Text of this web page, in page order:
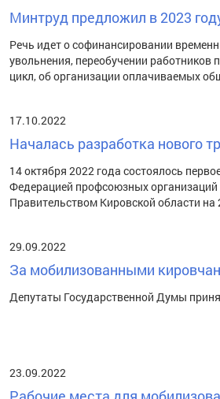
Минтруд предложил в 2023
Речь идет о софинансировании
увольнения, переобучении
цикл, об организации оплачиваемых
17.10.2022
Началась разработка нового
14 октября 2022 года состоялось
Федерацией профсоюзных
Правительством Кировской области
29.09.2022
За мобилизованными
Депутаты Государственной Думы
23.09.2022